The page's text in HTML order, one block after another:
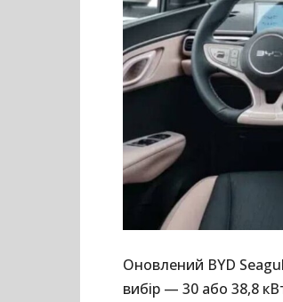
Оновлений BYD
вибір — 30 або 38,8